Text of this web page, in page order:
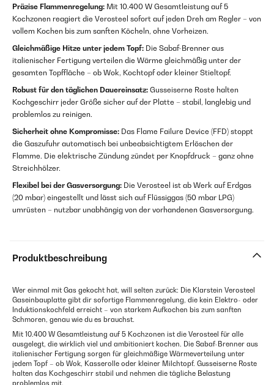
Präzise Flammenregelung: Mit 10.400 W Gesamtleistung auf 5
Kochzonen reagiert die Verosteel sofort auf jeden Dreh am Regler – von
vollem Kochen bis zum sanften Köcheln, ohne Vorheizen.
Gleichmäßige Hitze unter jedem Topf: Die Sabaf-Brenner aus
italienischer Fertigung verteilen die Wärme gleichmäßig unter der
gesamten Topffläche – ob Wok, Kochtopf oder kleiner Stieltopf.
Robust für den täglichen Dauereinsatz: Gusseiserne Roste halten
Kochgeschirr jeder Größe sicher auf der Platte – stabil, langlebig und
problemlos zu reinigen.
Sicherheit ohne Kompromisse: Das Flame Failure Device (FFD) stoppt
die Gaszufuhr automatisch bei unbeabsichtigtem Erlöschen der
Flamme. Die elektrische Zündung zündet per Knopfdruck – ganz ohne
Streichhölzer.
Flexibel bei der Gasversorgung: Die Verosteel ist ab Werk auf Erdgas
(20 mbar) eingestellt und lässt sich auf Flüssiggas (50 mbar LPG)
umrüsten – nutzbar unabhängig von der vorhandenen Gasversorgung.
Produktbeschreibung
Wer einmal mit Gas gekocht hat, will selten zurück: Die Klarstein Verosteel
Gaseinbauplatte gibt dir sofortige Flammenregelung, die kein Elektro- oder
Induktionskochfeld erreicht – von starkem Aufkochen bis zum sanften
Schmoren, genau wie du es brauchst.
Mit 10.400 W Gesamtleistung auf 5 Kochzonen ist die Verosteel für alle
ausgelegt, die wirklich viel und ambitioniert kochen. Die Sabaf-Brenner aus
italienischer Fertigung sorgen für gleichmäßige Wärmeverteilung unter
jedem Topf – ob Wok, Kasserolle oder kleiner Milchtopf. Gusseiserne Roste
halten das Kochgeschirr stabil und nehmen die tägliche Belastung
problemlos mit.